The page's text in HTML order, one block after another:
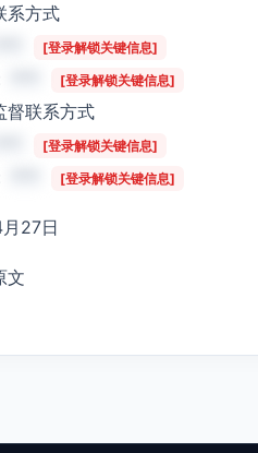
系方式
[登录解锁关键信息]
[登录解锁关键信息]
督联系方式
[登录解锁关键信息]
[登录解锁关键信息]
27日
文